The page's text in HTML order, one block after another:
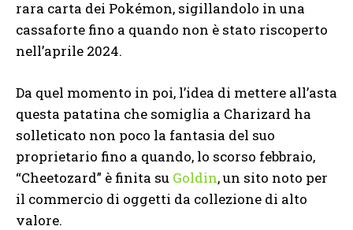
rara carta dei Pokémon, sigillandolo in una
cassaforte fino a quando non è stato riscoperto
nell’aprile 2024.
Da quel momento in poi, l’idea di mettere all’asta
questa patatina che somiglia a Charizard ha
solleticato non poco la fantasia del suo
proprietario fino a quando, lo scorso febbraio,
“Cheetozard” è finita su Goldin, un sito noto per
il commercio di oggetti da collezione di alto
valore.